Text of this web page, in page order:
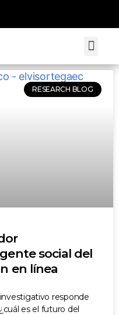
RESEARCH BLOG
social del
en línea
responde
es el futuro del